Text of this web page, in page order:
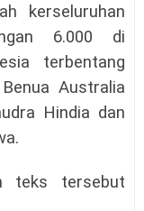
kerseluruhan
6.000 di
terbentang
Australia
Hindia dan
teks tersebut